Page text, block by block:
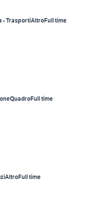
- TrasportiAltroFull time
QuadroFull time
AltroFull time